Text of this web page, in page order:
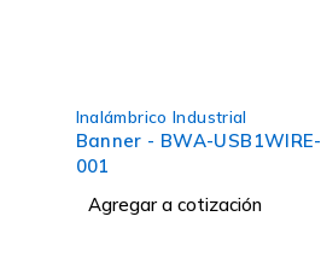
Inalámbrico Industrial
Banner - BWA-USB1WIRE-
001
Agregar a cotización